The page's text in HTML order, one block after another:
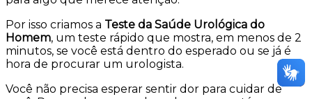
Por isso criamos a Teste da Saúde Urológica do
Homem, um teste rápido que mostra, em menos de 2
minutos, se você está dentro do esperado ou se já é
hora de procurar um urologista.
Você não precisa esperar sentir dor para cuidar de